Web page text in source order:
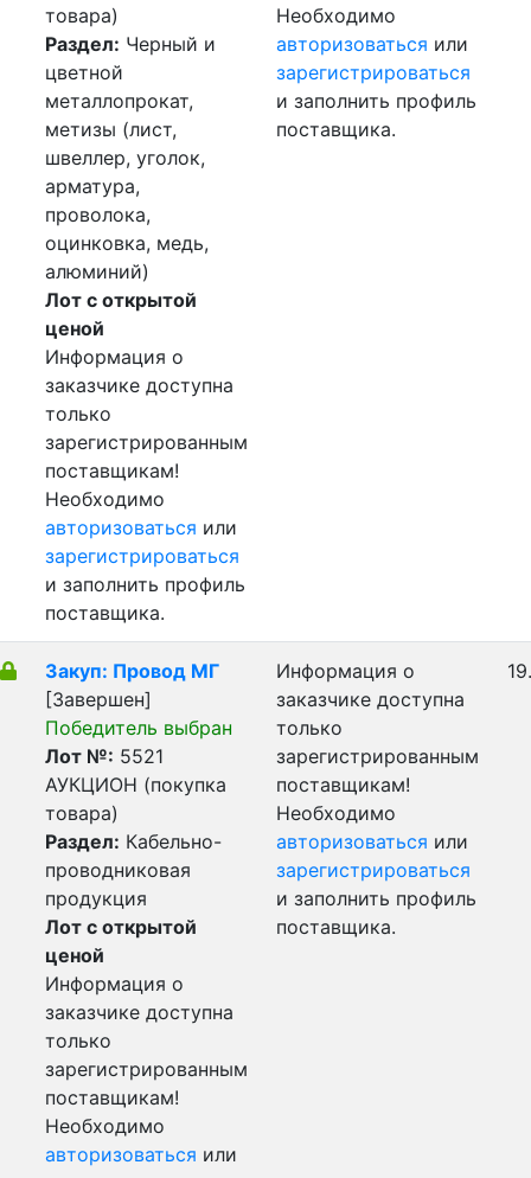
товара)
Раздел: Черный и
цветной
металлопрокат,
метизы (лист,
швеллер, уголок,
арматура,
проволока,
оцинковка, медь,
алюминий)
Лот с открытой
ценой
Информация о
заказчике доступна
только
зарегистрированным
поставщикам!
Необходимо
авторизоваться или
зарегистрироваться
и заполнить профиль
поставщика.
Необходимо
авторизоваться или
зарегистрироваться
и заполнить профиль
поставщика.
Закуп: Провод МГ
[Завершен]
Победитель выбран
Лот №: 5521
АУКЦИОН (покупка
товара)
Раздел: Кабельно-
проводниковая
продукция
Лот с открытой
ценой
Информация о
заказчике доступна
только
зарегистрированным
поставщикам!
Необходимо
авторизоваться или
Информация о
заказчике доступна
только
зарегистрированным
поставщикам!
Необходимо
авторизоваться или
зарегистрироваться
и заполнить профиль
поставщика.